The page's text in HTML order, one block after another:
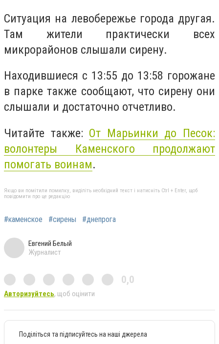
Ситуация на левобережье города другая.
Там жители практически всех
микрорайонов слышали сирену.
Находившиеся с 13:55 до 13:58 горожане
в парке также сообщают, что сирену они
слышали и достаточно отчетливо.
Читайте также: От Марьинки до Песок:
волонтеры Каменского продолжают
помогать воинам.
Якщо ви помітили помилку, виділіть необхідний текст і натисніть Ctrl + Enter, щоб
повідомити про це редакцію
#каменское #сирены #днепрога
Евгений Белый
Журналист
0,0
Авторизуйтесь, щоб оцінити
Поділіться та підписуйтесь на наші джерела